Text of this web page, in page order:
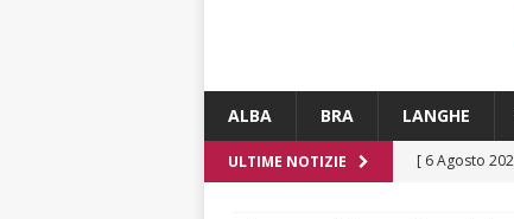
ALBA BRA LANGHE
ULTIME NOTIZIE [ 6 Agosto